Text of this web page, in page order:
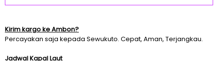
Kirim kargo ke Ambon?
Percayakan saja kepada Sewukuto. Cepat, Aman, Terjangkau.
Jadwal Kapal Laut